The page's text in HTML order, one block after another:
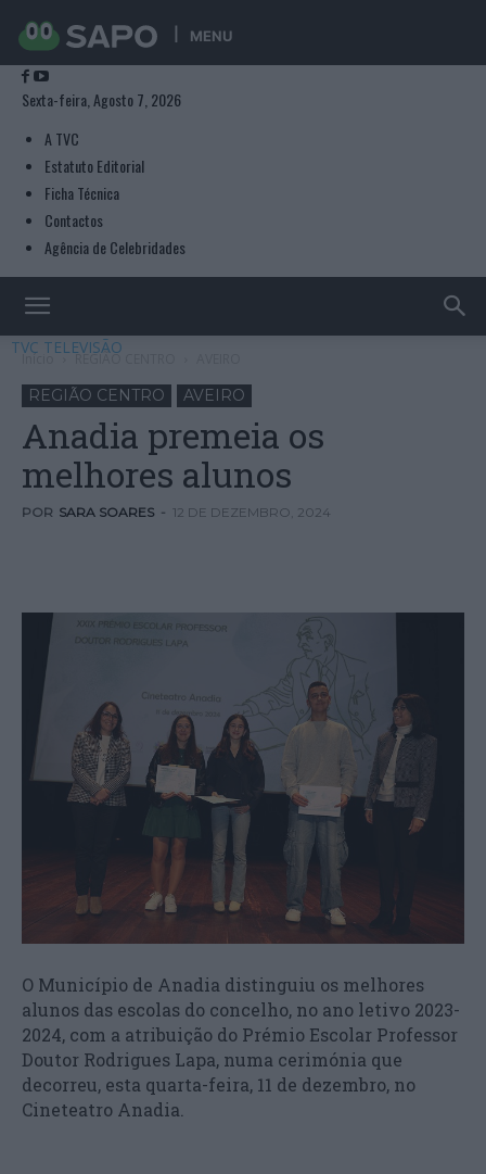
MENU
Sexta-feira, Agosto 7, 2026
A TVC
Estatuto Editorial
Ficha Técnica
Contactos
Agência de Celebridades
TVC TELEVISÃO
Início REGIÃO CENTRO
REGIÃO CENTRO AVEIRO
Anadia premeia os
melhores alunos
POR SARA SOARES - 12 DE DEZEMBRO, 2024
O Município de Anadia distinguiu os melhores
alunos das escolas do concelho, no ano letivo 2023-
2024, com a atribuição do Prémio Escolar Professor
Doutor Rodrigues Lapa, numa cerimónia que
decorreu, esta quarta-feira, 11 de dezembro, no
Cineteatro Anadia.